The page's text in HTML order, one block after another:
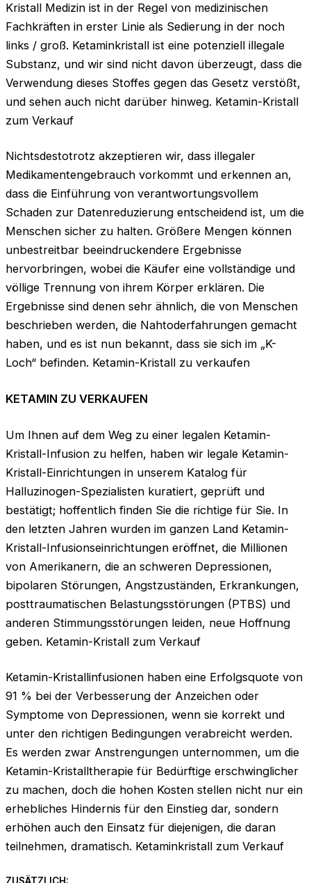
Kristall Medizin ist in der Regel von medizinischen
Fachkräften in erster Linie als Sedierung in der noch
links / groß. Ketaminkristall ist eine potenziell illegale
Substanz, und wir sind nicht davon überzeugt, dass die
Verwendung dieses Stoffes gegen das Gesetz verstößt,
und sehen auch nicht darüber hinweg. Ketamin-Kristall
zum Verkauf
Nichtsdestotrotz akzeptieren wir, dass illegaler
Medikamentengebrauch vorkommt und erkennen an,
dass die Einführung von verantwortungsvollem
Schaden zur Datenreduzierung entscheidend ist, um die
Menschen sicher zu halten. Größere Mengen können
unbestreitbar beeindruckendere Ergebnisse
hervorbringen, wobei die Käufer eine vollständige und
völlige Trennung von ihrem Körper erklären. Die
Ergebnisse sind denen sehr ähnlich, die von Menschen
beschrieben werden, die Nahtoderfahrungen gemacht
haben, und es ist nun bekannt, dass sie sich im „K-
Loch“ befinden. Ketamin-Kristall zu verkaufen
KETAMIN ZU VERKAUFEN
Um Ihnen auf dem Weg zu einer legalen Ketamin-
Kristall-Infusion zu helfen, haben wir legale Ketamin-
Kristall-Einrichtungen in unserem Katalog für
Halluzinogen-Spezialisten kuratiert, geprüft und
bestätigt; hoffentlich finden Sie die richtige für Sie. In
den letzten Jahren wurden im ganzen Land Ketamin-
Kristall-Infusionseinrichtungen eröffnet, die Millionen
von Amerikanern, die an schweren Depressionen,
bipolaren Störungen, Angstzuständen, Erkrankungen,
posttraumatischen Belastungsstörungen (PTBS) und
anderen Stimmungsstörungen leiden, neue Hoffnung
geben. Ketamin-Kristall zum Verkauf
Ketamin-Kristallinfusionen haben eine Erfolgsquote von
91 % bei der Verbesserung der Anzeichen oder
Symptome von Depressionen, wenn sie korrekt und
unter den richtigen Bedingungen verabreicht werden.
Es werden zwar Anstrengungen unternommen, um die
Ketamin-Kristalltherapie für Bedürftige erschwinglicher
zu machen, doch die hohen Kosten stellen nicht nur ein
erhebliches Hindernis für den Einstieg dar, sondern
erhöhen auch den Einsatz für diejenigen, die daran
teilnehmen, dramatisch. Ketaminkristall zum Verkauf
ZUSÄTZLICH: